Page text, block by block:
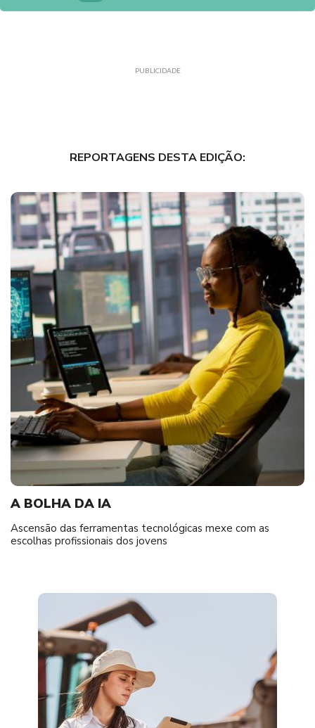
PUBLICIDADE
REPORTAGENS DESTA EDIÇÃO:
A BOLHA DA IA
Ascensão das ferramentas tecnológicas mexe com as
escolhas profissionais dos jovens